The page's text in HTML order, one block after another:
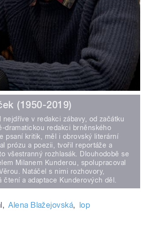
(1950-2019)
nejdříve v redakci zábavy, od začátku
dramatickou redakci brněnského
psaní kritik, měl i obrovský literární
prózu a poezii, tvořil reportáže a
všestranný rozhlasák. Dlouhodobě se
Milanem Kunderou, spolupracoval
Natáčel s nimi rozhovory,
čtení a adaptace Kunderových děl.
, Alena Blažejovská, lop